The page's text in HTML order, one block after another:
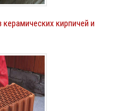
кирпичей и